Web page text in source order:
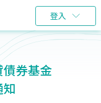
登入
券基金